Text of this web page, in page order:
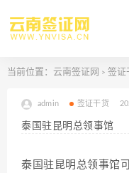
当前位置： 云南签证网 > 签证
admin 签证干货
泰国驻昆明总领事馆
泰国驻昆明总领事馆